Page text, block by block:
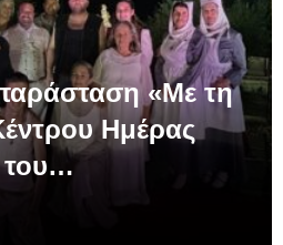
«Με τη
Ημέρας
του…